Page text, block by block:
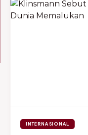
INTERNASIONAL